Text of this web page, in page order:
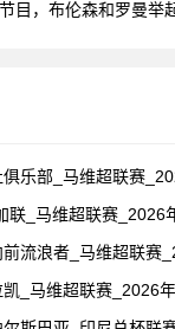
联_马维超联赛_2026
_马维超联赛_2026